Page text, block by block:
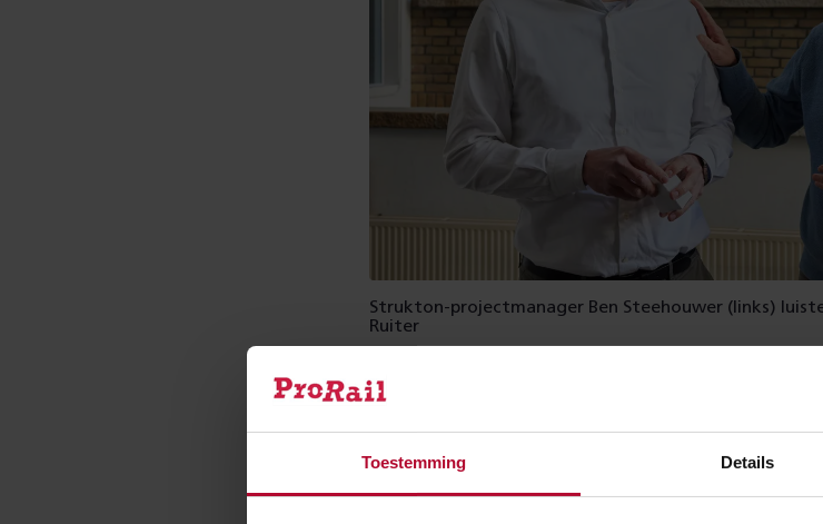
Toestemming Details
Strukton-projectmanager Ben Steehouwer (links)
Ruiter
Berg aan problemen